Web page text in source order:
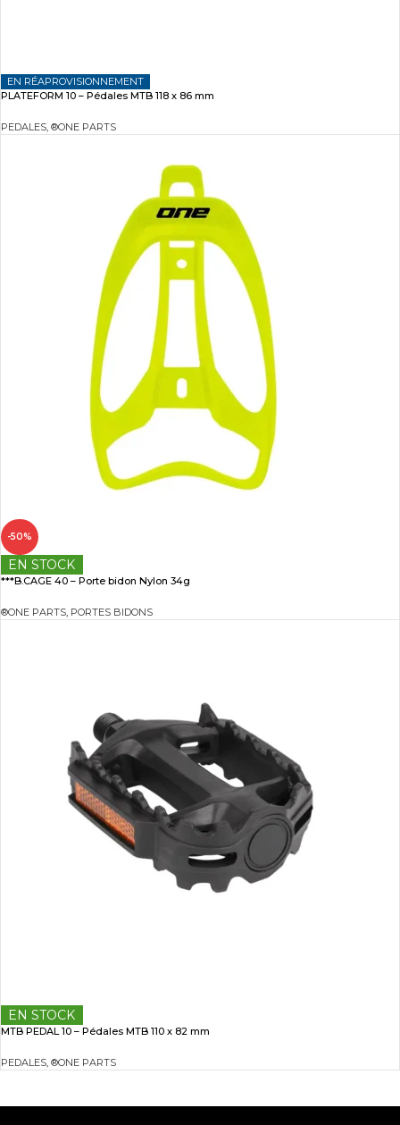
EN RÉAPROVISIONNEMENT
PLATEFORM 10 – Pédales MTB 118 x 86 mm
PEDALES, ®ONE PARTS
-50%
EN STOCK
***B.CAGE 40 – Porte bidon Nylon 34g
®ONE PARTS, PORTES BIDONS
EN STOCK
MTB PEDAL 10 – Pédales MTB 110 x 82 mm
PEDALES, ®ONE PARTS